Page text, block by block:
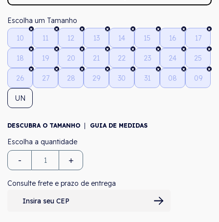
Tamanho
10
11 12 13 14 15 16 17
18 19 20 21 22 23 24 25
26 27 28 29 30 31 08 09
UN
DESCUBRA O TAMANHO GUIA DE MEDIDAS
- +
Consulte frete e prazo de entrega